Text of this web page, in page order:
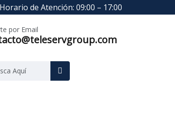
Horario de Atención: 09:00 – 17:00
por Email